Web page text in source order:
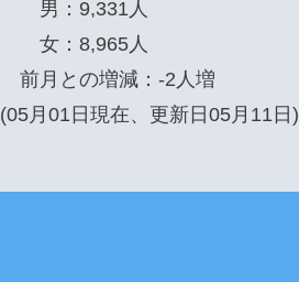
男：9,331人
女：8,965人
前月との増減：-2人増
(05月01日現在、更新日05月11日)